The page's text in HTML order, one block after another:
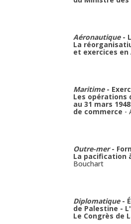
Aéronautique -
La
et exercices
Maritime -
Les opérations
au 31 mars
de commerce -
Outre-mer-
La pacification
Bouchart
Diplomatique -
de Palestine -
Le Congrès de